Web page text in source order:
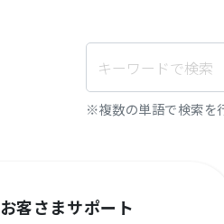
※複数の単語で検索を
お客さまサポート